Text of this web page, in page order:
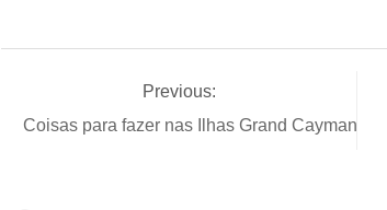
Previous:
Coisas para fazer nas Ilhas Grand Cayman